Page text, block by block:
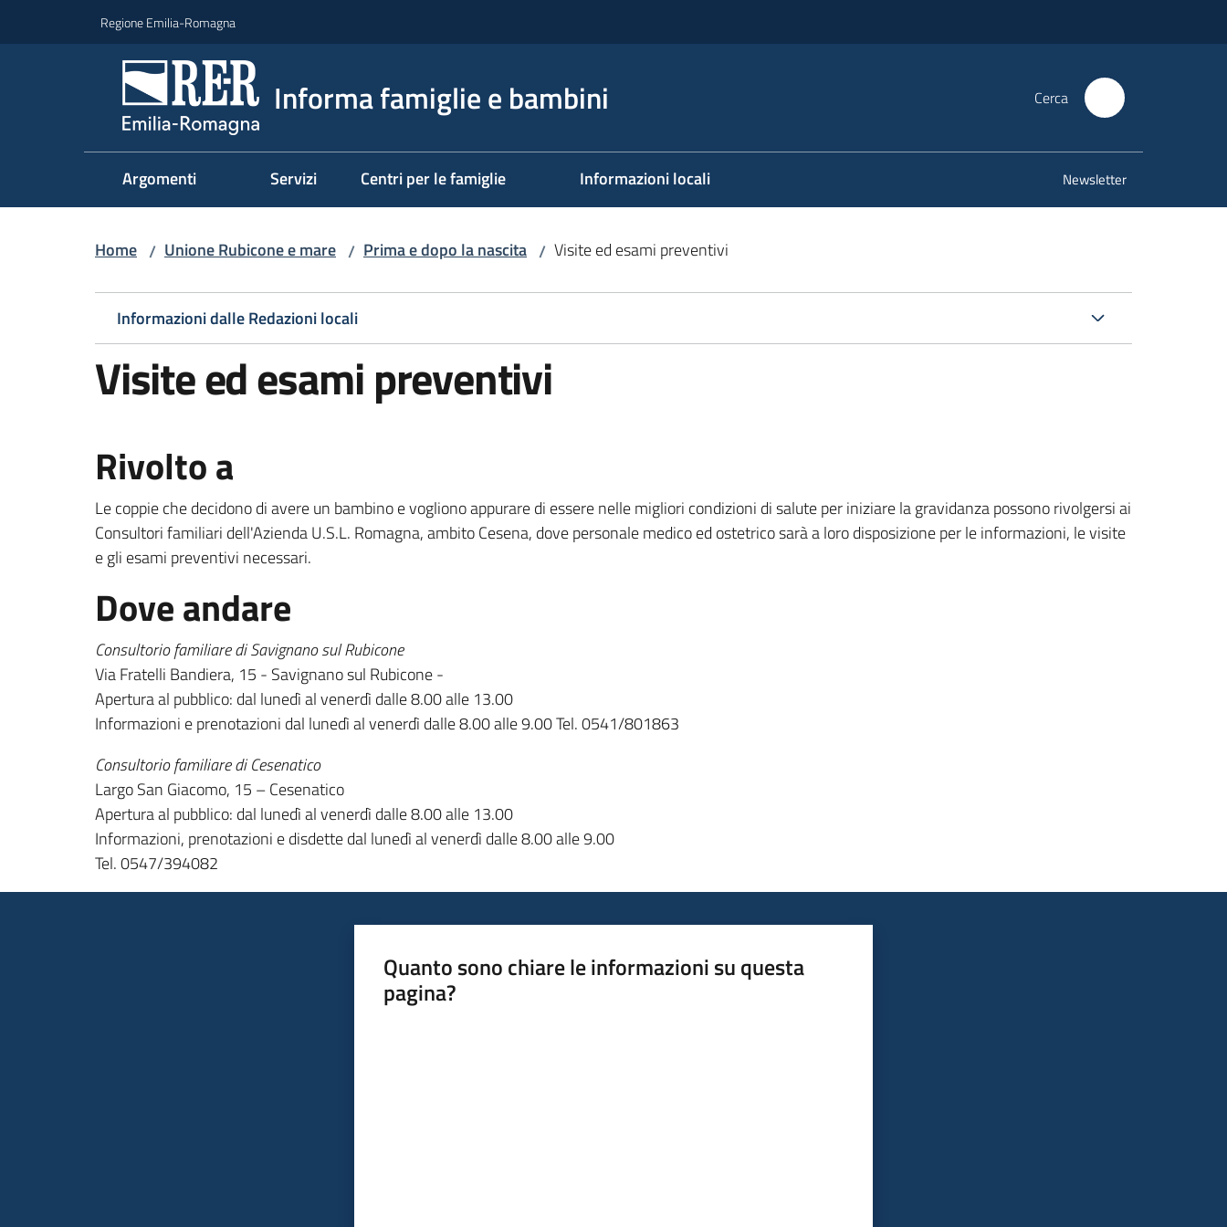
Regione Emilia-Romagna
Informa famiglie e bambini Cerca
Argomenti Servizi Centri per le famiglie Informazioni locali Newsletter
Home / Unione Rubicone e mare / Prima e dopo la nascita / Visite ed esami preventivi
Informazioni dalle Redazioni locali
Visite ed esami preventivi
Rivolto a
Le coppie che decidono di avere un bambino e vogliono appurare di essere nelle migliori condizioni di salute per iniziare la gravidanza possono rivolgersi ai
Consultori familiari dell'Azienda U.S.L. Romagna, ambito Cesena, dove personale medico ed ostetrico sarà a loro disposizione per le informazioni, le visite
e gli esami preventivi necessari.
Dove andare
Consultorio familiare di Savignano sul Rubicone
Via Fratelli Bandiera, 15 - Savignano sul Rubicone -
Apertura al pubblico: dal lunedì al venerdì dalle 8.00 alle 13.00
Informazioni e prenotazioni dal lunedì al venerdì dalle 8.00 alle 9.00 Tel. 0541/801863
Consultorio familiare di Cesenatico
Largo San Giacomo, 15 – Cesenatico
Apertura al pubblico: dal lunedì al venerdì dalle 8.00 alle 13.00
Informazioni, prenotazioni e disdette dal lunedì al venerdì dalle 8.00 alle 9.00
Tel. 0547/394082
Quanto sono chiare le informazioni su questa
pagina?